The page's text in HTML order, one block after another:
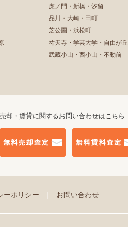
虎ノ門・新橋・汐留
品川・大崎・田町
芝公園・浜松町
祐天寺・学芸大学・自由が丘
武蔵小山・西小山・不動前
売却・賃貸に関するお問い合わせはこちら
ーポリシー お問い合わせ